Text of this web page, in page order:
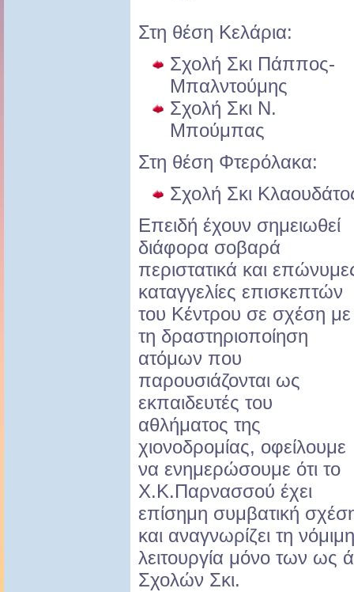
Στη θέση Κελάρια:
Σχολή Σκι Πάππος-
Μπαλντούμης
Σχολή Σκι Ν.
Μπούμπας
Στη θέση Φτερόλακα:
Σχολή Σκι
Επειδή έχουν σημειωθεί
διάφορα σοβαρά
περιστατικά και
καταγγελίες επισκεπτών
του Κέντρου σε σχέση με
τη δραστηριοποίηση
ατόμων που
παρουσιάζονται ως
εκπαιδευτές του
αθλήματος της
χιονοδρομίας, οφείλουμε
να ενημερώσουμε ότι το
Χ.Κ.Παρνασσού έχει
επίσημη συμβατική
και αναγνωρίζει τη
λειτουργία μόνο των
Σχολών Σκι.